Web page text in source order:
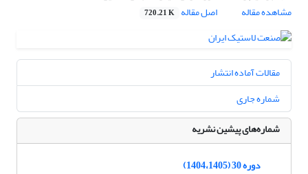
مشاهده مقاله
اصل مقاله 720.21 K
مقالات آماده انتشار
شماره جاری
شماره‌های پیشین نشریه
دوره 30 (1404،1405)